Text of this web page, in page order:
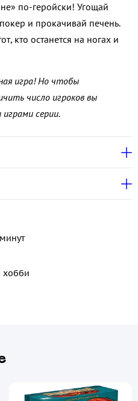
по-геройски! Угощай
и прокачивай печень.
кто останется на ногах и
игра! Но чтобы
число игроковвы
серии.